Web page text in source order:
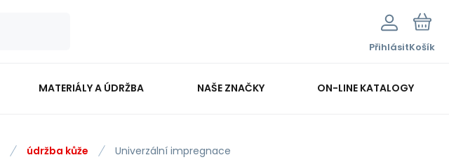
PřihlásitKošík
MATERIÁLY A ÚDRŽBA NAŠE ZNAČKY ON-LINE KATALOGY
údržba kůže Univerzální impregnace